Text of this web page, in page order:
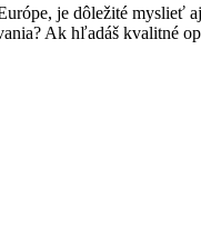
je dôležité
Ak hľadáš kvalitné